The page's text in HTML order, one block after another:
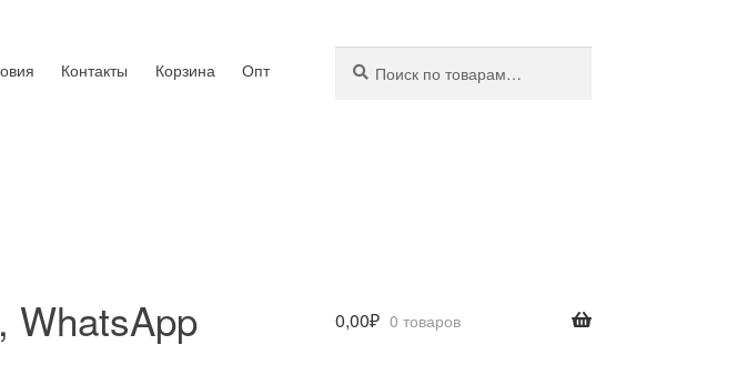
Контакты Корзина Опт
WhatsApp 0,00₽ 0 товаров